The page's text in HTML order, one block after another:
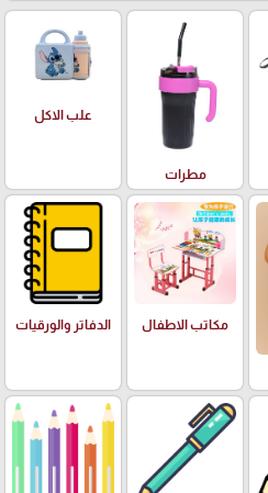
مطرات
علب الاكل
مكاتب الاطفال الدفاتر والورقيات